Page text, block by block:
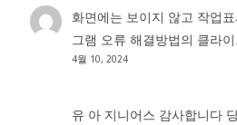
화면에는 보이지 않고 작업
그램 오류 해결방법의 클라
4월 10, 2024
유 아 지니어스 감사합니다